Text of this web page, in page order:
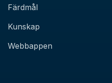
Färdmål
Kunskap
Webbappen